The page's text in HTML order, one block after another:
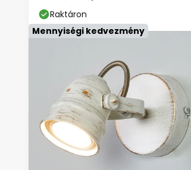
Raktáron
Mennyiségi kedvezmény